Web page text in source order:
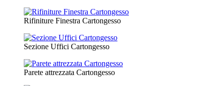
Rifiniture Finestra Cartongesso
Sezione Uffici Cartongesso
Parete attrezzata Cartongesso